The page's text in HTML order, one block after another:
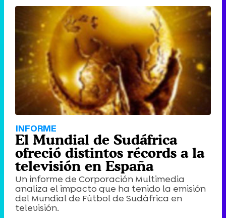
INFORME
El Mundial de Sudáfrica
ofreció distintos récords a la
televisión en España
Un informe de Corporación Multimedia
analiza el impacto que ha tenido la emisión
del Mundial de Fútbol de Sudáfrica en
televisión.